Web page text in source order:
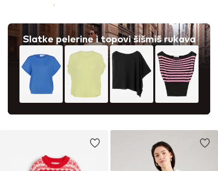
Slatke pelerine i topovi šišmiš rukava